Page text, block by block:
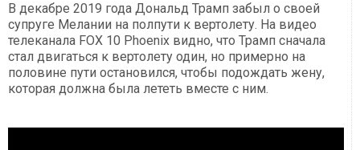
В декабре 2019 года Дональд Трамп забыл о своей
супруге Мелании на полпути к вертолету. На видео
телеканала FOX 10 Phoenix видно, что Трамп сначала
стал двигаться к вертолету один, но примерно на
половине пути остановился, чтобы подождать жену,
которая должна была лететь вместе с ним.